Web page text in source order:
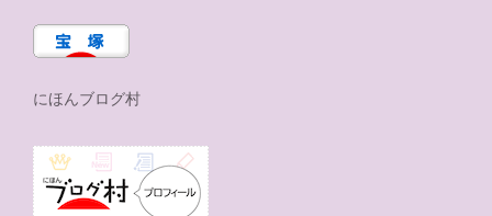
にほんブログ村